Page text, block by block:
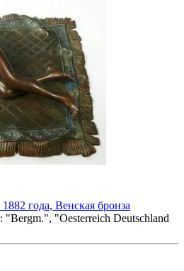
года, Венская бронза
"Oesterreich Deutschland